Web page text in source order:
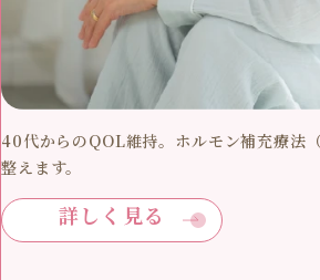
40代からのQOL維持。ホルモン補充療法
整えます。
詳しく見る